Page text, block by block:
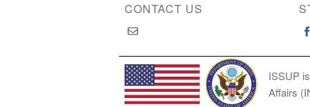
CONTACT US
ISSUP
Affairs